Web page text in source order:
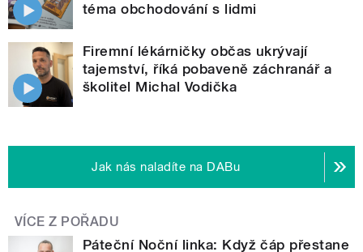
téma obchodování s lidmi
Firemní lékárničky občas ukrývají
tajemství, říká pobaveně záchranář a
školitel Michal Vodička
Jak nás naladíte na DABu
VÍCE Z POŘADU
Páteční Noční linka: Když čáp přestane